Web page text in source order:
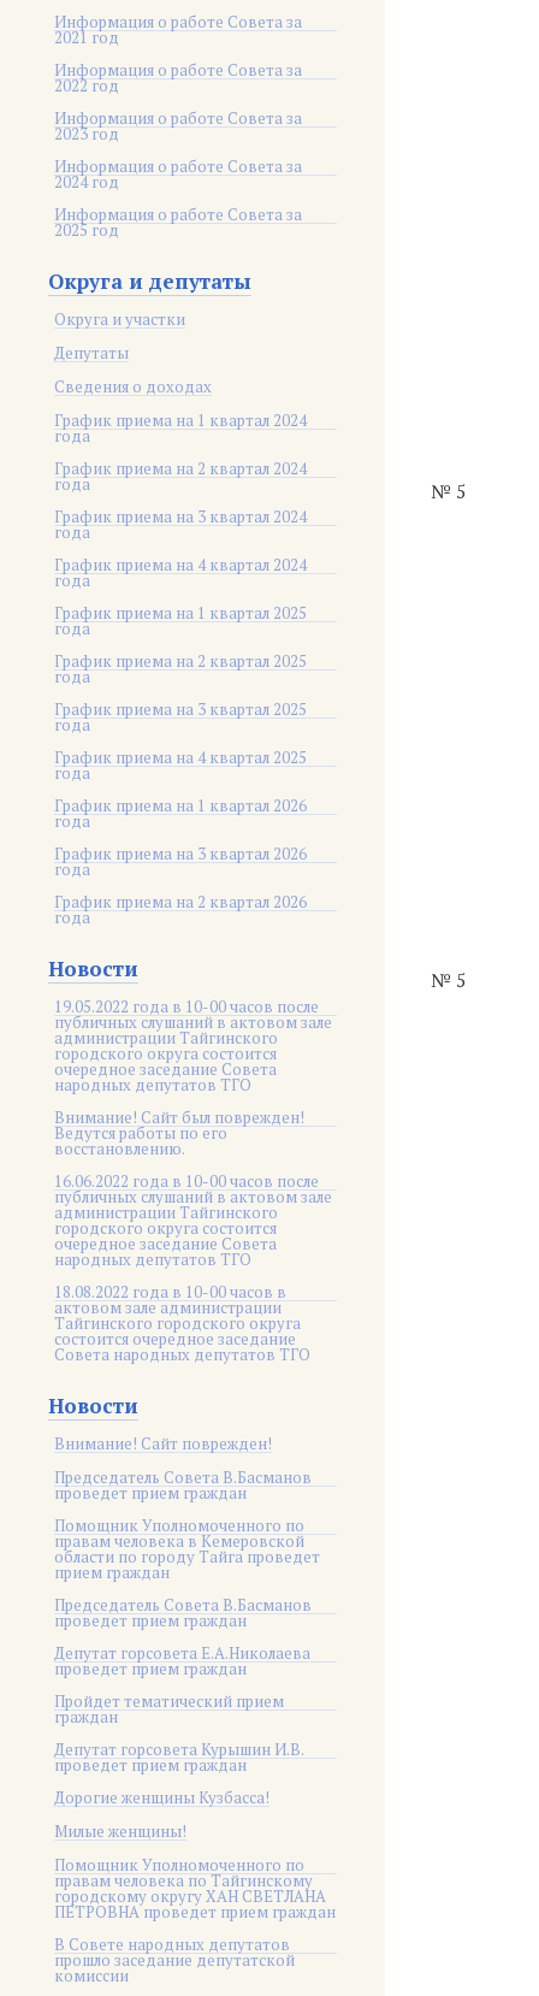
Информация о работе Совета за
2021 год
Информация о работе Совета за
2022 год
Информация о работе Совета за
2023 год
Информация о работе Совета за
2024 год
Информация о работе Совета за
2025 год
Округа и депутаты
Округа и участки
Депутаты
Сведения о доходах
График приема на 1 квартал 2024
года
График приема на 2 квартал 2024
года
График приема на 3 квартал 2024
года
График приема на 4 квартал 2024
года
График приема на 1 квартал 2025
года
График приема на 2 квартал 2025
года
График приема на 3 квартал 2025
года
График приема на 4 квартал 2025
года
График приема на 1 квартал 2026
года
График приема на 3 квартал 2026
года
График приема на 2 квартал 2026
года
Новости
19.05.2022 года в 10-00 часов после
публичных слушаний в актовом зале
администрации Тайгинского
городского округа состоится
очередное заседание Совета
народных депутатов ТГО
Внимание! Сайт был поврежден!
Ведутся работы по его
восстановлению.
16.06.2022 года в 10-00 часов после
публичных слушаний в актовом зале
администрации Тайгинского
городского округа состоится
очередное заседание Совета
народных депутатов ТГО
18.08.2022 года в 10-00 часов в
актовом зале администрации
Тайгинского городского округа
состоится очередное заседание
Совета народных депутатов ТГО
Новости
Внимание! Сайт поврежден!
Председатель Совета В.Басманов
проведет прием граждан
Помощник Уполномоченного по
правам человека в Кемеровской
области по городу Тайга проведет
прием граждан
Председатель Совета В.Басманов
проведет прием граждан
Депутат горсовета Е.А.Николаева
проведет прием граждан
Пройдет тематический прием
граждан
Депутат горсовета Курышин И.В.
проведет прием граждан
Дорогие женщины Кузбасса!
Милые женщины!
Помощник Уполномоченного по
правам человека по Тайгинскому
городскому округу ХАН СВЕТЛАНА
ПЕТРОВНА проведет прием граждан
В Совете народных депутатов
прошло заседание депутатской
комиссии
№ 5
№ 5